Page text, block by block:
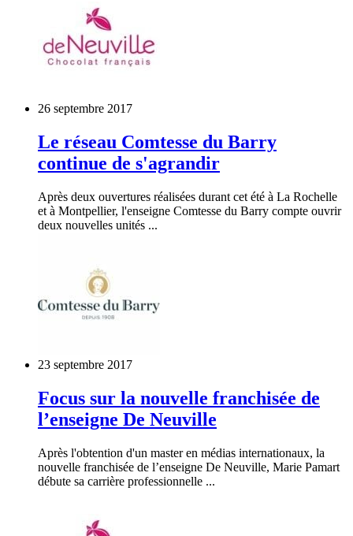
26 septembre 2017
Le réseau Comtesse du Barry
continue de s'agrandir
Après deux ouvertures réalisées durant cet été à La Rochelle
et à Montpellier, l'enseigne Comtesse du Barry compte ouvrir
deux nouvelles unités ...
23 septembre 2017
Focus sur la nouvelle franchisée de
l’enseigne De Neuville
Après l'obtention d'un master en médias internationaux, la
nouvelle franchisée de l’enseigne De Neuville, Marie Pamart
débute sa carrière professionnelle ...